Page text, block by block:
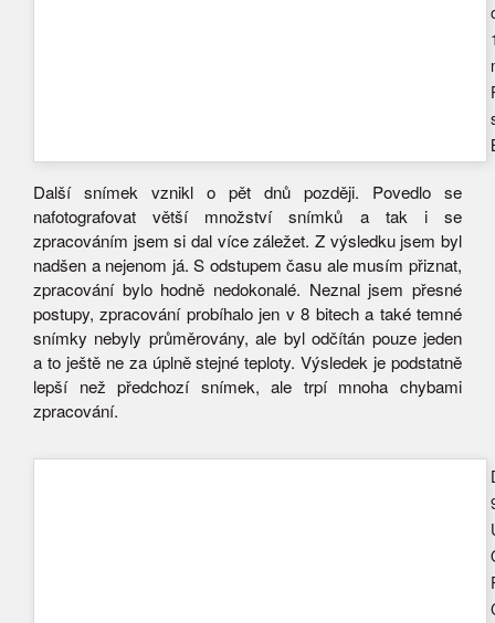
Další snímek vznikl o pět dnů později. Povedlo se
nafotografovat větší množství snímků a tak i se
zpracováním jsem si dal více záležet. Z výsledku jsem byl
nadšen a nejenom já. S odstupem času ale musím přiznat,
zpracování bylo hodně nedokonalé. Neznal jsem přesné
postupy, zpracování probíhalo jen v 8 bitech a také temné
snímky nebyly průměrovány, ale byl odčítán pouze jeden
a to ještě ne za úplně stejné teploty. Výsledek je podstatně
lepší než předchozí snímek, ale trpí mnoha chybami
zpracování.